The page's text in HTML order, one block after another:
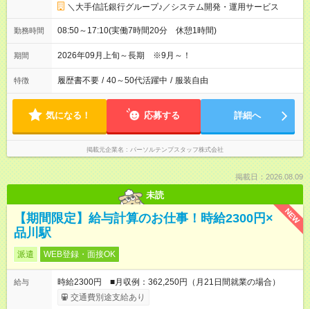
＼大手信託銀行グループ♪／システム開発・運用サービス
勤務時間 08:50～17:10(実働7時間20分 休憩1時間)
期間 2026年09月上旬～長期 ※9月～！
特徴 履歴書不要 / 40～50代活躍中 / 服装自由
気になる！ 応募する 詳細へ
掲載元企業名 パーソルテンプスタッフ株式会社
掲載日：2026.08.09
未読
NEW
【期間限定】給与計算のお仕事！時給2300円×
品川駅
派遣 WEB登録・面接OK
給与
時給2300円 ■月収例：362,250円（月21日間就業の場合）
交通費別途支給あり